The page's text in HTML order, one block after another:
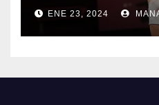
ENE 23, 2024